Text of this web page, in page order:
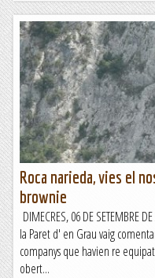
Roca narieda, vies el
brownie
DIMECRES, 06 DE SETEMBRE
la Paret d' en Grau vaig
companys que havien re
obert...